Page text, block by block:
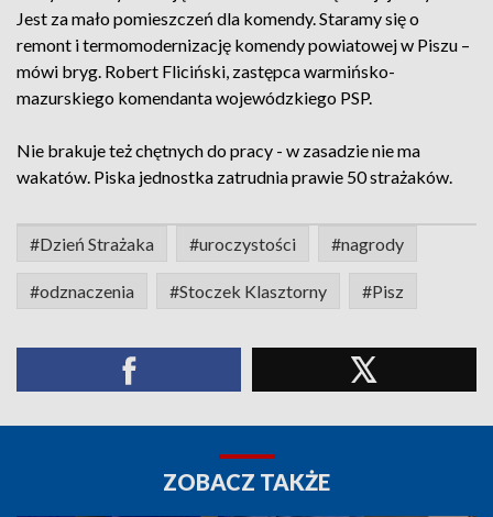
Jest za mało pomieszczeń dla komendy. Staramy się o
remont i termomodernizację komendy powiatowej w Piszu –
mówi bryg. Robert Fliciński, zastępca warmińsko-
mazurskiego komendanta wojewódzkiego PSP.
Nie brakuje też chętnych do pracy - w zasadzie nie ma
wakatów. Piska jednostka zatrudnia prawie 50 strażaków.
#Dzień Strażaka #uroczystości #nagrody
#odznaczenia #Stoczek Klasztorny #Pisz
ZOBACZ TAKŻE